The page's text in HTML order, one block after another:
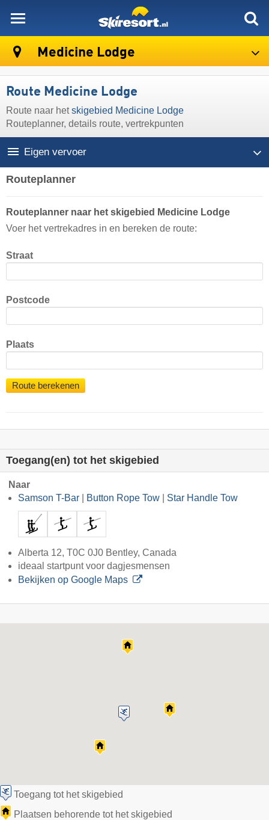
Medicine Lodge
Route Medicine Lodge
Route naar hetskigebied Medicine Lodge
Routeplanner, details route, vertrekpunten
Eigen vervoer
Routeplanner
Routeplanner naar het skigebied Medicine Lodge
Voer het vertrekadres in en bereken de route:
Straat
Postcode
Plaats
Route berekenen
Toegang(en) tot het skigebied
Naar
Samson T-Bar
Button Rope Tow Star Handle Tow
Alberta 12, T0C 0J0 Bentley, Canada
ideaal startpunt voor dagjesmensen
Bekijken op Google Maps
Toegang tot het skigebied
Plaatsen behorende tot het skigebied